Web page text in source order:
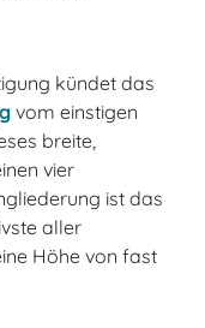
kündet das
vom einstigen
breite,
vier
ist das
aller
Höhe von fast